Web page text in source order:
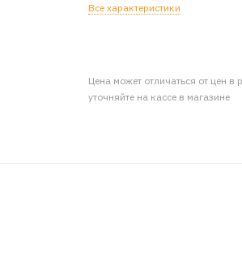
Все характеристики
Цена может отличаться от цен
уточняйте на кассе в магазине